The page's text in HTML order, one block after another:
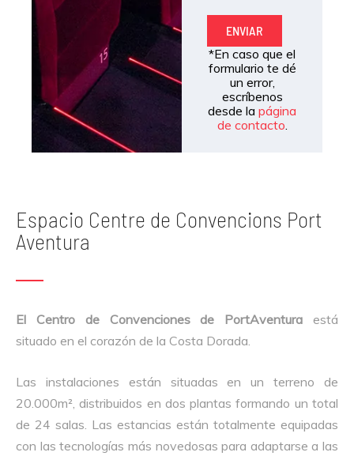
tp
a
c
ó
ENVIAR
*En caso que el
formulario te dé
un error,
escríbenos
desde lapágina
de contacto.
Espacio Centre de Convencions Port
Aventura
El Centro de Convenciones de PortAventura está
situado en el corazón de la Costa Dorada.
Las instalaciones están situadas en un terreno de
20.000m², distribuidos en dos plantas formando un total
de 24 salas. Las estancias están totalmente equipadas
con las tecnologías más novedosas para adaptarse a las